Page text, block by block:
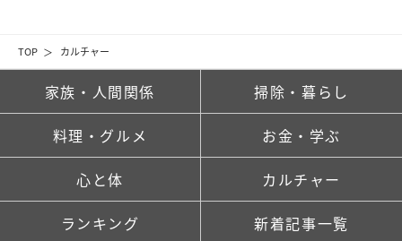
TOP カルチャー
家族・人間関係 掃除・暮らし
料理・グルメ お金・学ぶ
心と体 カルチャー
ランキング 新着記事一覧